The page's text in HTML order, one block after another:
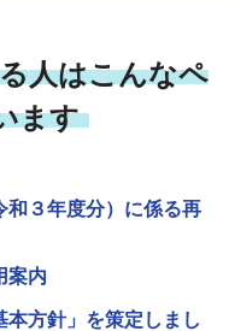
人はこんなペ
ます
和３年度分）に係る再
案内
本方針」を策定しまし